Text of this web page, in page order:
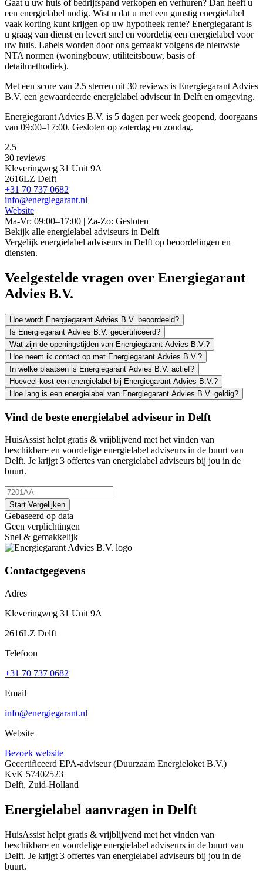
Gaat u uw huis of bedrijfspand verkopen en verhuren? Dan heeft u
een energielabel nodig. Wist u dat u met een gunstig energielabel
vaak korting kunt krijgen op uw hypotheek rente? Energiegarant is
u graag van dienst en levert snel en voordelig een energielabel voor
uw huis. Labels worden door ons gemaakt volgens de nieuwste
NTA normen (woningbouw, utiliteitsbouw, basis of
detailmethodiek).
Met een score van 2.5 sterren uit 30 reviews is Energiegarant Advies
B.V. een gewaardeerde energielabel adviseur in Delft en omgeving.
Energiegarant Advies B.V. is 5 dagen per week geopend, doorgaans
van 09:00–17:00. Gesloten op zaterdag en zondag.
2.5
30 reviews
Kleveringweg 31 Unit 9A
2616LZ Delft
+31 70 737 0682
info@energiegarant.nl
Website
Ma-Vr: 09:00–17:00 | Za-Zo: Gesloten
Bekijk alle energielabel adviseurs in Delft
Vergelijk energielabel adviseurs in Delft op beoordelingen en
diensten.
Veelgestelde vragen over Energiegarant
Advies B.V.
Hoe wordt Energiegarant Advies B.V. beoordeeld?
Is Energiegarant Advies B.V. gecertificeerd?
Wat zijn de openingstijden van Energiegarant Advies B.V.?
Hoe neem ik contact op met Energiegarant Advies B.V.?
In welke plaatsen is Energiegarant Advies B.V. actief?
Hoeveel kost een energielabel bij Energiegarant Advies B.V.?
Hoe lang is een energielabel van Energiegarant Advies B.V. geldig?
Vind de beste energielabel adviseur in Delft
HuisAssist helpt gratis & vrijblijvend met het vinden van
beschikbare en voordelige energielabel adviseurs in de buurt van
Delft. Je krijgt 3 offertes van energielabel adviseurs bij jou in de
buurt.
Start Vergelijken
Gebaseerd op data
Geen verplichtingen
Snel & gemakkelijk
Contactgegevens
Adres
Kleveringweg 31 Unit 9A
2616LZ Delft
Telefoon
+31 70 737 0682
Email
info@energiegarant.nl
Website
Bezoek website
Gecertificeerd EPA-adviseur(Duurzaam Energieloket B.V.)
KvK 57402523
Delft, Zuid-Holland
Energielabel aanvragen in Delft
HuisAssist helpt gratis & vrijblijvend met het vinden van
beschikbare en voordelige energielabel adviseurs in de buurt van
Delft. Je krijgt 3 offertes van energielabel adviseurs bij jou in de
buurt.